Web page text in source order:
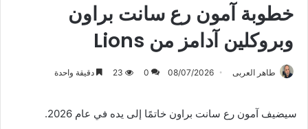
خطوبة آمون رع سانت براون
وبروكلين آدامز من Lions
طاهر العربى 08/07/2026
0
23 دقيقة واحدة
سيضيف آمون رع سانت براون خاتمًا إلى يده في عام 2026.